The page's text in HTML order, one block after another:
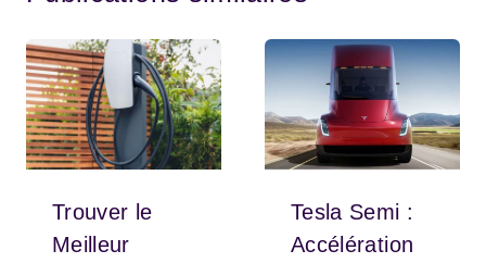
Trouver le
Meilleur
Tesla Semi :
Accélération